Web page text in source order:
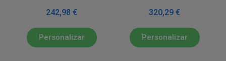
242,98 €
Personalizar
320,29 €
Personalizar